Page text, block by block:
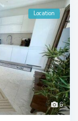
6
Location